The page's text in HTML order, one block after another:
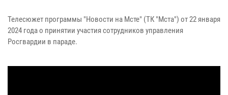
Телесюжет программы "Новости на Мсте" (ТК "Мста") от 22 января
2024 года о принятии участия сотрудников управления
Росгвардии в параде.